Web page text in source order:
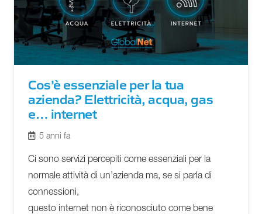
Cos’è essenziale per la tua
azienda? Elettricità, acqua, gas
e… internet
5 anni fa
Ci sono servizi percepiti come essenziali per la
normale attività di un’azienda ma, se si parla di
connessioni,
questo internet non è riconosciuto come bene